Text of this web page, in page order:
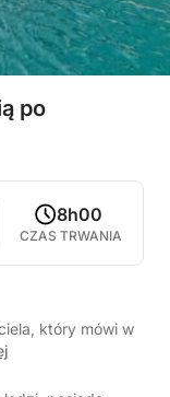
po
8h00
CZAS TRWANIA
który mówi w